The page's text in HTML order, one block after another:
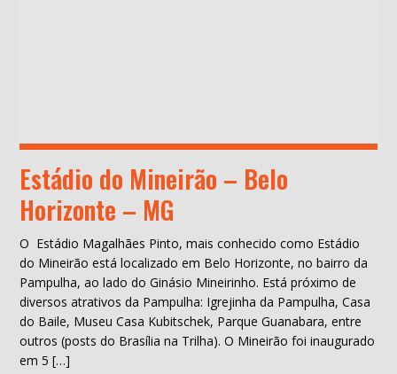
Estádio do Mineirão – Belo
Horizonte – MG
O Estádio Magalhães Pinto, mais conhecido como Estádio
do Mineirão está localizado em Belo Horizonte, no bairro da
Pampulha, ao lado do Ginásio Mineirinho. Está próximo de
diversos atrativos da Pampulha: Igrejinha da Pampulha, Casa
do Baile, Museu Casa Kubitschek, Parque Guanabara, entre
outros (posts do Brasília na Trilha). O Mineirão foi inaugurado
em 5 […]